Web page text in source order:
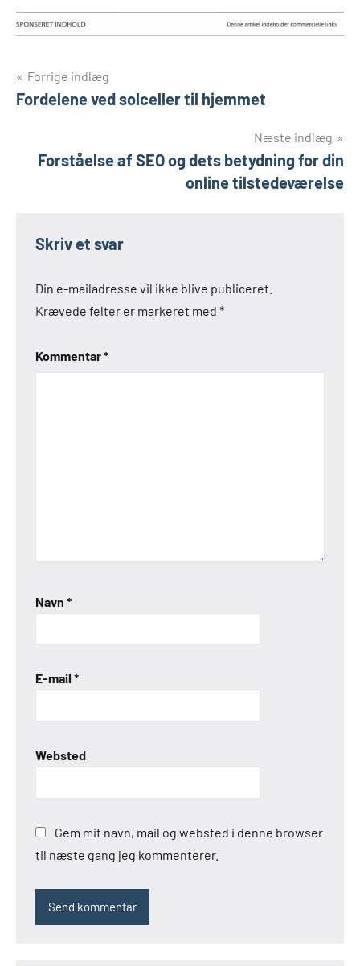
Indlægsnavigation
Forrige indlæg
Fordelene ved solceller til hjemmet
Næste indlæg
Forståelse af SEO og dets betydning for din
online tilstedeværelse
Skriv et svar
Din e-mailadresse vil ikke blive publiceret.
Krævede felter er markeret med *
Kommentar*
Navn *
E-mail *
Websted
Gem mit navn, mail og websted i denne browser
til næste gang jeg kommenterer.